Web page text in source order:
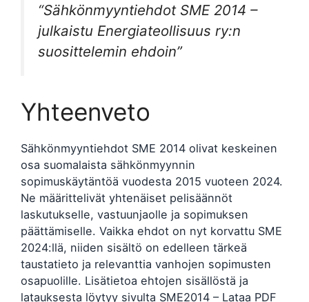
“Sähkönmyyntiehdot SME 2014 –
julkaistu Energiateollisuus ry:n
suosittelemin ehdoin”
Yhteenveto
Sähkönmyyntiehdot SME 2014 olivat keskeinen
osa suomalaista sähkönmyynnin
sopimuskäytäntöä vuodesta 2015 vuoteen 2024.
Ne määrittelivät yhtenäiset pelisäännöt
laskutukselle, vastuunjaolle ja sopimuksen
päättämiselle. Vaikka ehdot on nyt korvattu SME
2024:llä, niiden sisältö on edelleen tärkeä
taustatieto ja relevanttia vanhojen sopimusten
osapuolille. Lisätietoa ehtojen sisällöstä ja
latauksesta löytyy sivulta SME2014 – Lataa PDF